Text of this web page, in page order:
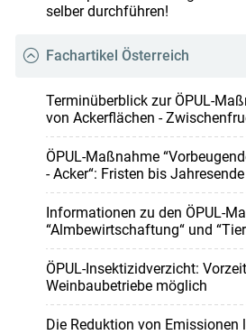
selber durchführen!
Fachartikel Österreich
Terminüberblick zur ÖPUL-
von Ackerflächen -
ÖPUL-Maßnahme
- Acker“: Fristen bis
Informationen zu den ÖPUL-
“Almbewirtschaftung“ und
ÖPUL-Insektizidverzicht:
Weinbaubetriebe möglich
Die Reduktion von Emissionen